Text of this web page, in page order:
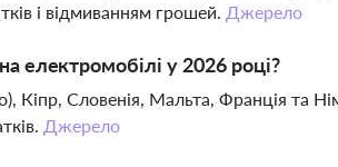
і відмиванням грошей. Джерело
електромобілі у 2026 році?
Кіпр, Словенія, Мальта, Франція та
Джерело